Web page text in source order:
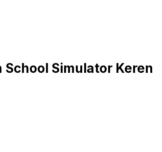
School Simulator Keren